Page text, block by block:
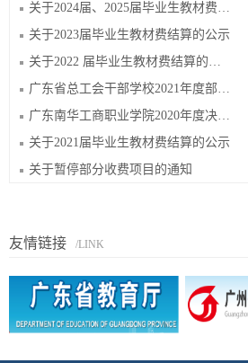
关于2024届、2025届毕业生教材费公示
关于2023届毕业生教材费结算的公示
关于2022 届毕业生教材费结算的公示
广东省总工会干部学校2021年度部门决算...
广东南华工商职业学院2020年度决算报告
关于2021届毕业生教材费结算的公示
关于暂停部分收费项目的通知
友情链接 /LINK